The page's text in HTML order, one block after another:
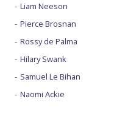
Liam Neeson
Pierce Brosnan
Rossy de Palma
Hilary Swank
Samuel Le Bihan
Naomi Ackie